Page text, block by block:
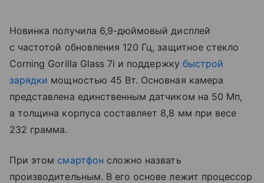
Новинка получила 6,9-дюймовый дисплей
с частотой обновления 120 Гц, защитное стекло
Corning Gorilla Glass 7i и поддержку быстрой
зарядки мощностью 45 Вт. Основная камера
представлена единственным датчиком на 50 Мп,
а толщина корпуса составляет 8,8 мм при весе
232 грамма.
При этом смартфон сложно назвать
производительным. В его основе лежит процессор